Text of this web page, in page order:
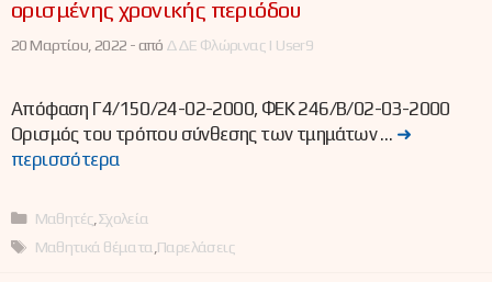
ορισμένης χρονικής περιόδου
20 Μαρτίου, 2022 -από ΔΔΕ Φλώρινας | User9
Απόφαση Γ4/150/24-02-2000, ΦΕΚ 246/Β/02-03-2000
Ορισμός του τρόπου σύνθεσης των τμημάτων … ➜
περισσότερα
Κατηγορίες
Μαθητές Σχολεία
Ετικέτες
Μαθητικά θέματα Παρελάσεις